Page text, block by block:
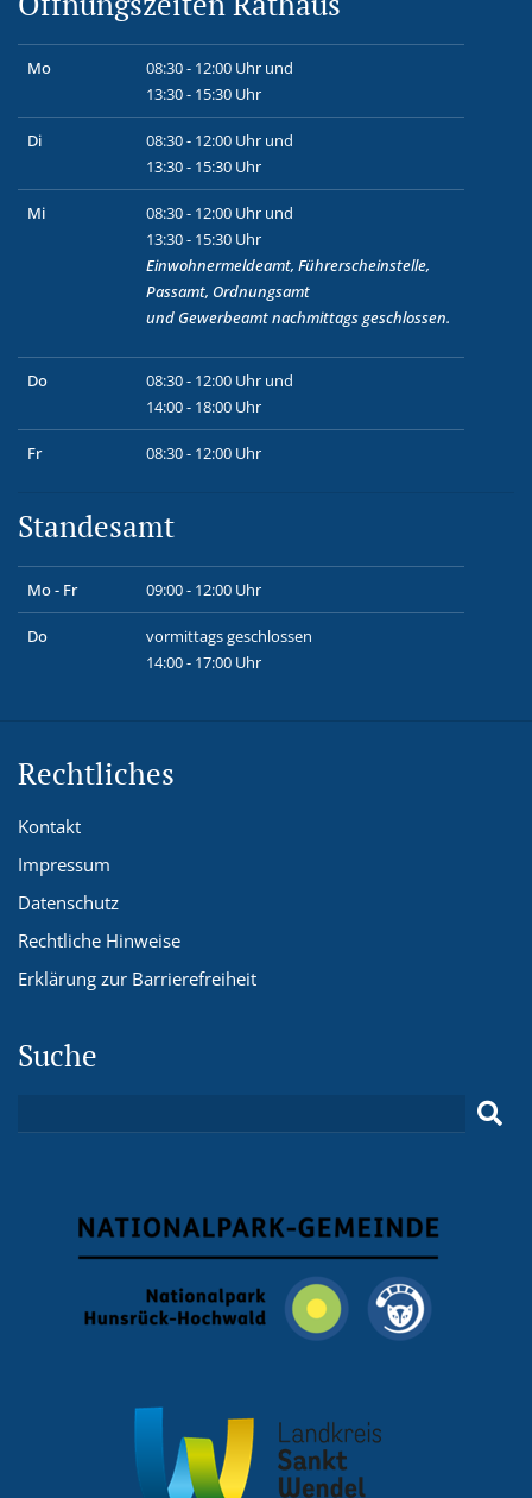
Mo
08:30 - 12:00 Uhr und
13:30 - 15:30 Uhr
Di
08:30 - 12:00 Uhr und
13:30 - 15:30 Uhr
Mi
08:30 - 12:00 Uhr und
13:30 - 15:30 Uhr
Einwohnermeldeamt, Führerscheinstelle,
Passamt, Ordnungsamt
und Gewerbeamtnachmittags geschlossen.
Do
08:30 - 12:00 Uhr und
14:00 - 18:00 Uhr
Fr 08:30 - 12:00 Uhr
Standesamt
Mo - Fr 09:00 - 12:00 Uhr
Do
vormittags geschlossen
14:00 - 17:00 Uhr
Rechtliches
Kontakt
Impressum
Datenschutz
Rechtliche Hinweise
Erklärung zur Barrierefreiheit
Suche